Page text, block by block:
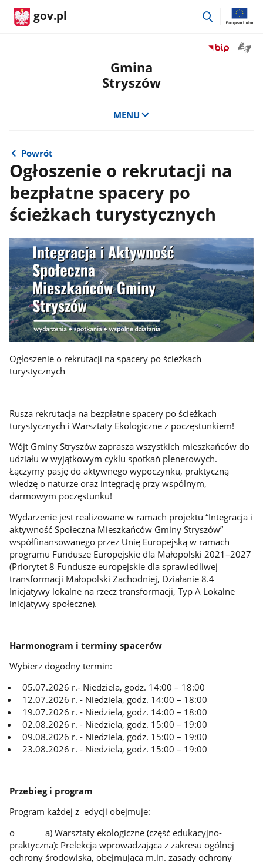
gov.pl
przejdź
Przejdź
Gmina
Stryszów
MENU
Powrót
Ogłoszenie o rekrutacji na
bezpłatne spacery po
ścieżkach turystycznych
Ogłoszenie o rekrutacji na spacery po ścieżkach
turystycznych
Rusza rekrutacja na bezpłatne spacery po ścieżkach
turystycznych i Warsztaty Ekologiczne z poczęstunkiem!
Wójt Gminy Stryszów zaprasza wszystkich mieszkańców do
udziału w wyjątkowym cyklu spotkań plenerowych.
Łączymy pasję do aktywnego wypoczynku, praktyczną
wiedzę o naturze oraz integrację przy wspólnym,
darmowym poczęstunku!
Wydarzenie jest realizowane w ramach projektu “Integracja i
aktywność Społeczna Mieszkańców Gminy Stryszów”
współfinansowanego przez Unię Europejską w ramach
programu Fundusze Europejskie dla Małopolski 2021–2027
(Priorytet 8 Fundusze europejskie dla sprawiedliwej
transformacji Małopolski Zachodniej, Działanie 8.4
Inicjatywy lokalne na rzecz transformacji, Typ A Lokalne
inicjatywy społeczne).
Harmonogram i terminy spacerów
Wybierz dogodny termin:
05.07.2026 r.- Niedziela, godz. 14:00 – 18:00
12.07.2026 r. - Niedziela, godz. 14:00 – 18:00
19.07.2026 r. - Niedziela, godz. 14:00 – 18:00
02.08.2026 r. - Niedziela, godz. 15:00 – 19:00
09.08.2026 r. - Niedziela, godz. 15:00 – 19:00
23.08.2026 r. - Niedziela, godz. 15:00 – 19:00
Przebieg i program
Program każdej z edycji obejmuje:
o a) Warsztaty ekologiczne (część edukacyjno-
praktyczna): Prelekcja wprowadzająca z zakresu ogólnej
ochrony środowiska, obejmująca m.in. zasady ochrony